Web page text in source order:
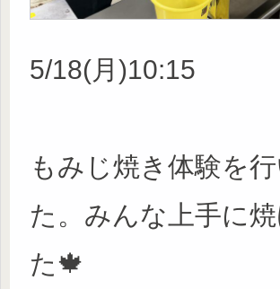
5/18(月)10:15
もみじ焼き体験を
た。みんな上手に
た🍁